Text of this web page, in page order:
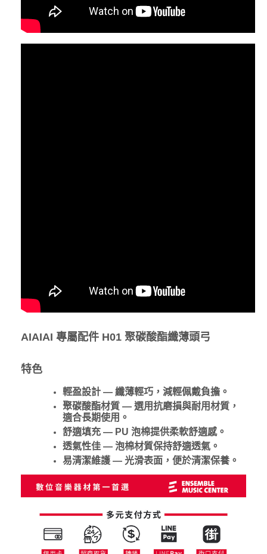
AIAIAI 專屬配件 H01 聚碳酸酯纖薄頭弓
特色
輕盈設計 — 纖薄輕巧，減輕佩戴負擔。
聚碳酸酯材質 — 選用抗磨損與耐用材質，
適合長期使用。
舒適填充 — PU 泡棉提供柔軟舒適感。
透氣性佳 — 泡棉材質保持舒適透氣。
易清潔維護 — 光滑表面，便於清潔保養。